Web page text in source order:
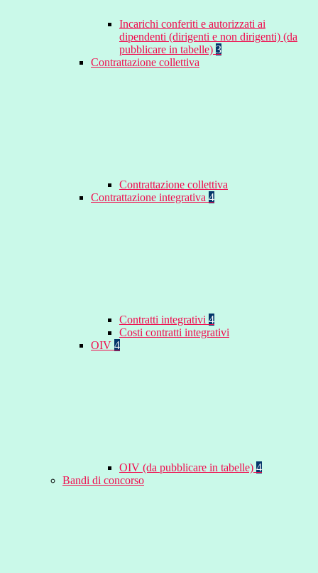
Incarichi conferiti e autorizzati ai
dipendenti (dirigenti e non dirigenti) (da
pubblicare in tabelle) 3
Contrattazione collettiva
Contrattazione collettiva
Contrattazione integrativa 4
Contratti integrativi 4
Costi contratti integrativi
OIV 4
OIV (da pubblicare in tabelle) 4
Bandi di concorso